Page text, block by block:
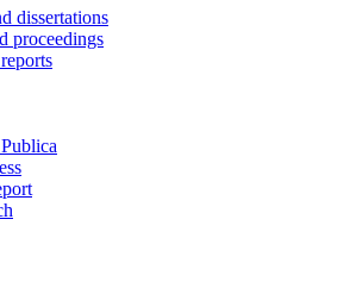
dissertations
proceedings